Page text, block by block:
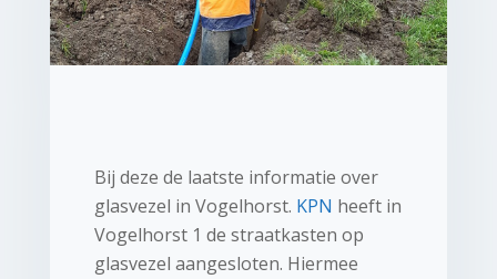
Bij deze de laatste informatie over
glasvezel in Vogelhorst. KPN heeft in
Vogelhorst 1 de straatkasten op
glasvezel aangesloten. Hiermee